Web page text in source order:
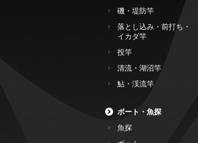
磯・堤防竿
落とし込み・前打ち・
イカダ竿
投竿
清流・湖沼竿
鮎・渓流竿
ボート・魚探
魚探